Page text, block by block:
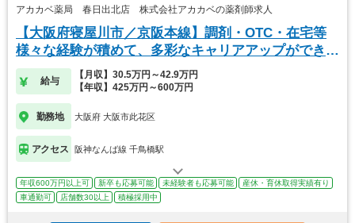
アカカベ薬局 春日出北店 株式会社アカカベの薬剤師求人
【大阪府寝屋川市／京阪本線】調剤・OTC・在宅等
様々な経験が積めて、多彩なキャリアアップができま
す。
給与
【月収】30.5万円～42.9万円
【年収】425万円～600万円
勤務地 大阪府 大阪市此花区
アクセス 阪神なんば線 千鳥橋駅
年収600万円以上可 新卒も応募可能 未経験者も応募可能
産休・育休取得実績有り
車通勤可
店舗数30以上 積極採用中